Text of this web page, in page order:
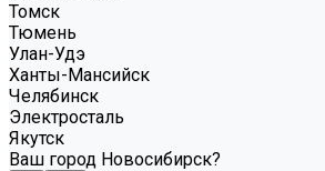
Томск
Тюмень
Улан-Удэ
Ханты-Мансийск
Челябинск
Электросталь
Якутск
Ваш город Новосибирск?